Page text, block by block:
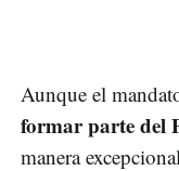
Aunque el
formar parte del
manera